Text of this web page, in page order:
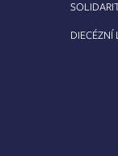
DIECÉZNÍ